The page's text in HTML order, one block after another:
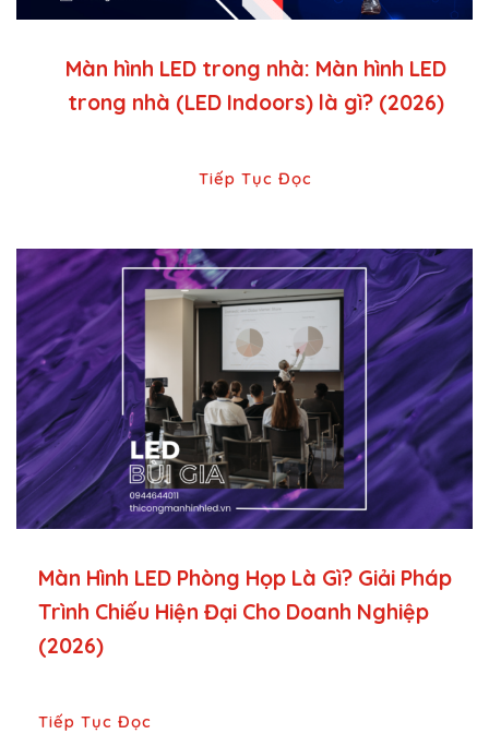
Màn hình LED trong nhà: Màn hình LED
trong nhà (LED Indoors) là gì? (2026)
Tiếp Tục Đọc
Màn Hình LED Phòng Họp Là Gì? Giải Pháp
Trình Chiếu Hiện Đại Cho Doanh Nghiệp
(2026)
Tiếp Tục Đọc